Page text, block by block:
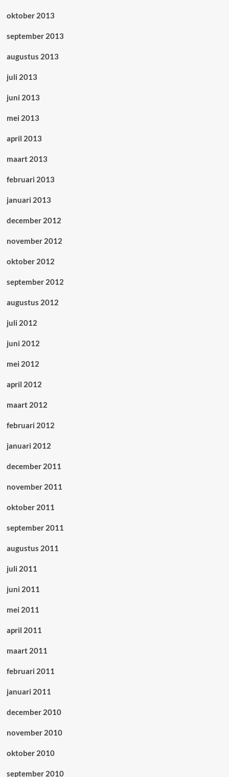
oktober 2013
september 2013
augustus 2013
juli 2013
juni 2013
mei 2013
april 2013
maart 2013
februari 2013
januari 2013
december 2012
november 2012
oktober 2012
september 2012
augustus 2012
juli 2012
juni 2012
mei 2012
april 2012
maart 2012
februari 2012
januari 2012
december 2011
november 2011
oktober 2011
september 2011
augustus 2011
juli 2011
juni 2011
mei 2011
april 2011
maart 2011
februari 2011
januari 2011
december 2010
november 2010
oktober 2010
september 2010